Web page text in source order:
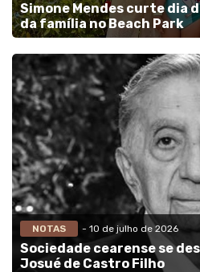
Simone Mendes curte dia
da família no Beach Park
NOTAS - 10 de julho de 2026
Sociedade cearense se
Josué de Castro Filho